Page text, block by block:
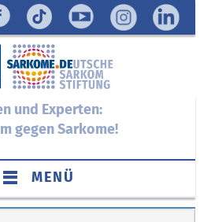
und Experten:
gegen Sarkome!
MENÜ